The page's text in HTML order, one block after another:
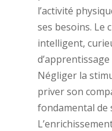
l’activité
ses besoins. Le
intelligent,
Négliger la
priver son
fondamental de